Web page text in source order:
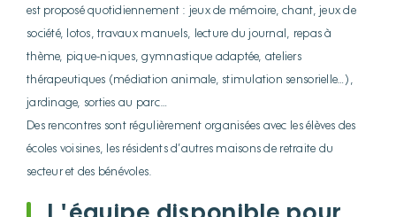
est proposé quotidiennement : jeux de mémoire, chant, jeux de
société, lotos, travaux manuels, lecture du journal, repas à
thème, pique-niques, gymnastique adaptée, ateliers
thérapeutiques (médiation animale, stimulation sensorielle…),
jardinage, sorties au parc…
Des rencontres sont régulièrement organisées avec les élèves des
écoles voisines, les résidents d’autres maisons de retraite du
secteur et des bénévoles.